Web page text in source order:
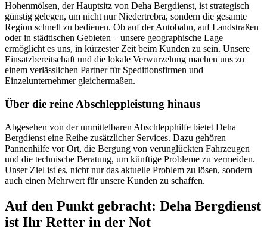
Hohenmölsen, der Hauptsitz von Deha Bergdienst, ist strategisch
günstig gelegen, um nicht nur Niedertrebra, sondern die gesamte
Region schnell zu bedienen. Ob auf der Autobahn, auf Landstraßen
oder in städtischen Gebieten – unsere geographische Lage
ermöglicht es uns, in kürzester Zeit beim Kunden zu sein. Unsere
Einsatzbereitschaft und die lokale Verwurzelung machen uns zu
einem verlässlichen Partner für Speditionsfirmen und
Einzelunternehmer gleichermaßen.
Über die reine Abschleppleistung hinaus
Abgesehen von der unmittelbaren Abschlepphilfe bietet Deha
Bergdienst eine Reihe zusätzlicher Services. Dazu gehören
Pannenhilfe vor Ort, die Bergung von verunglückten Fahrzeugen
und die technische Beratung, um künftige Probleme zu vermeiden.
Unser Ziel ist es, nicht nur das aktuelle Problem zu lösen, sondern
auch einen Mehrwert für unsere Kunden zu schaffen.
Auf den Punkt gebracht: Deha Bergdienst
ist Ihr Retter in der Not